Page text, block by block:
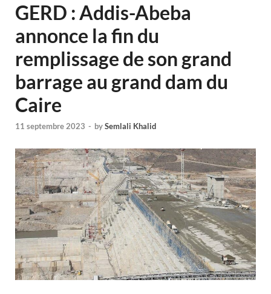
GERD : Addis-Abeba
annonce la fin du
remplissage de son grand
barrage au grand dam du
Caire
11 septembre 2023 - bySemlali Khalid